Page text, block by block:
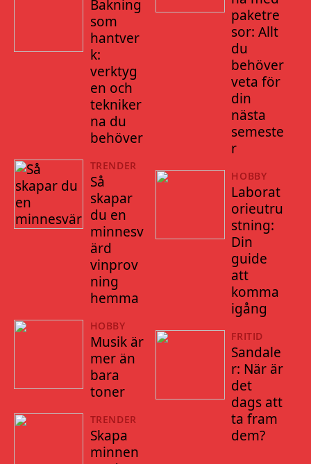
Bakning
som
hantver
k:
verktyg
en och
tekniker
na du
behöver
TRENDER
Så
skapar
du en
minnesv
ärd
vinprov
ning
hemma
HOBBY
Musik är
mer än
bara
toner
TRENDER
Skapa
minnen
paketre
sor: Allt
du
behöver
veta för
din
nästa
semeste
r
HOBBY
Laborat
orieutru
stning:
Din
guide
att
komma
igång
FRITID
Sandale
r: När är
det
dags att
ta fram
dem?